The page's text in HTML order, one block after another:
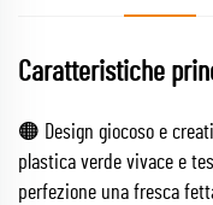
Caratteristiche
🟠 Design giocoso e
plastica verde vivace e
perfezione una fresca